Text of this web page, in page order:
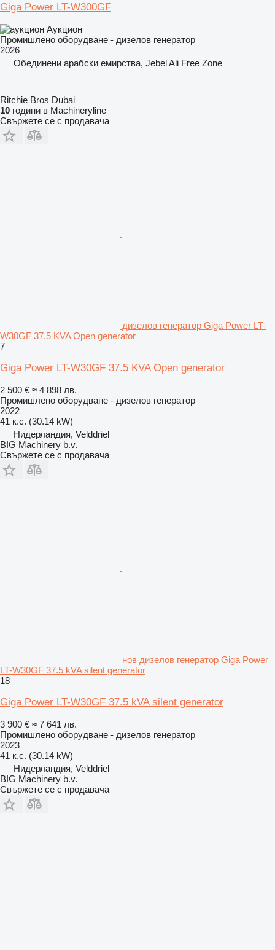
Giga Power LT-W300GF
Аукцион
Промишлено оборудване - дизелов генератор
2026
Обединени арабски емирства, Jebel Ali Free Zone
Ritchie Bros Dubai
10 години в Machineryline
Свържете се с продавача
дизелов генератор Giga Power LT-
W30GF 37.5 KVA Open generator
7
Giga Power LT-W30GF 37.5 KVA Open generator
2 500 € ≈ 4 898 лв.
Промишлено оборудване - дизелов генератор
2022
41 к.с. (30.14 kW)
Нидерландия, Velddriel
BIG Machinery b.v.
Свържете се с продавача
нов дизелов генератор Giga Power
LT-W30GF 37.5 kVA silent generator
18
Giga Power LT-W30GF 37.5 kVA silent generator
3 900 € ≈ 7 641 лв.
Промишлено оборудване - дизелов генератор
2023
41 к.с. (30.14 kW)
Нидерландия, Velddriel
BIG Machinery b.v.
Свържете се с продавача